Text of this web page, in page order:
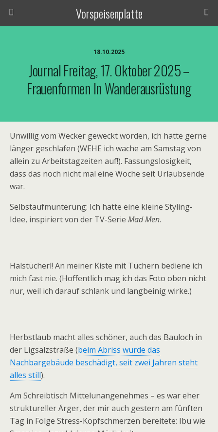
Vorspeisenplatte
18.10.2025
Journal Freitag, 17. Oktober 2025 –
Frauenformen In Wanderausrüstung
Unwillig vom Wecker geweckt worden, ich hätte gerne
länger geschlafen (WEHE ich wache am Samstag von
allein zu Arbeitstagzeiten auf!). Fassungslosigkeit,
dass das noch nicht mal eine Woche seit Urlaubsende
war.
Selbstaufmunterung: Ich hatte eine kleine Styling-
Idee, inspiriert von der TV-Serie Mad Men.
Halstücherl! An meiner Kiste mit Tüchern bediene ich
mich fast nie. (Hoffentlich mag ich das Foto oben nicht
nur, weil ich darauf schlank und langbeinig wirke.)
Herbstlaub macht alles schöner, auch das Bauloch in
der Ligsalzstraße (beim Abriss wurde das
Nachbargebäude beschädigt, seit zwei Jahren steht
alles still).
Am Schreibtisch Mittelunangenehmes – es war eher
struktureller Ärger, der mir auch gestern am fünften
Tag in Folge Stress-Kopfschmerzen bereitete: Ibu wie